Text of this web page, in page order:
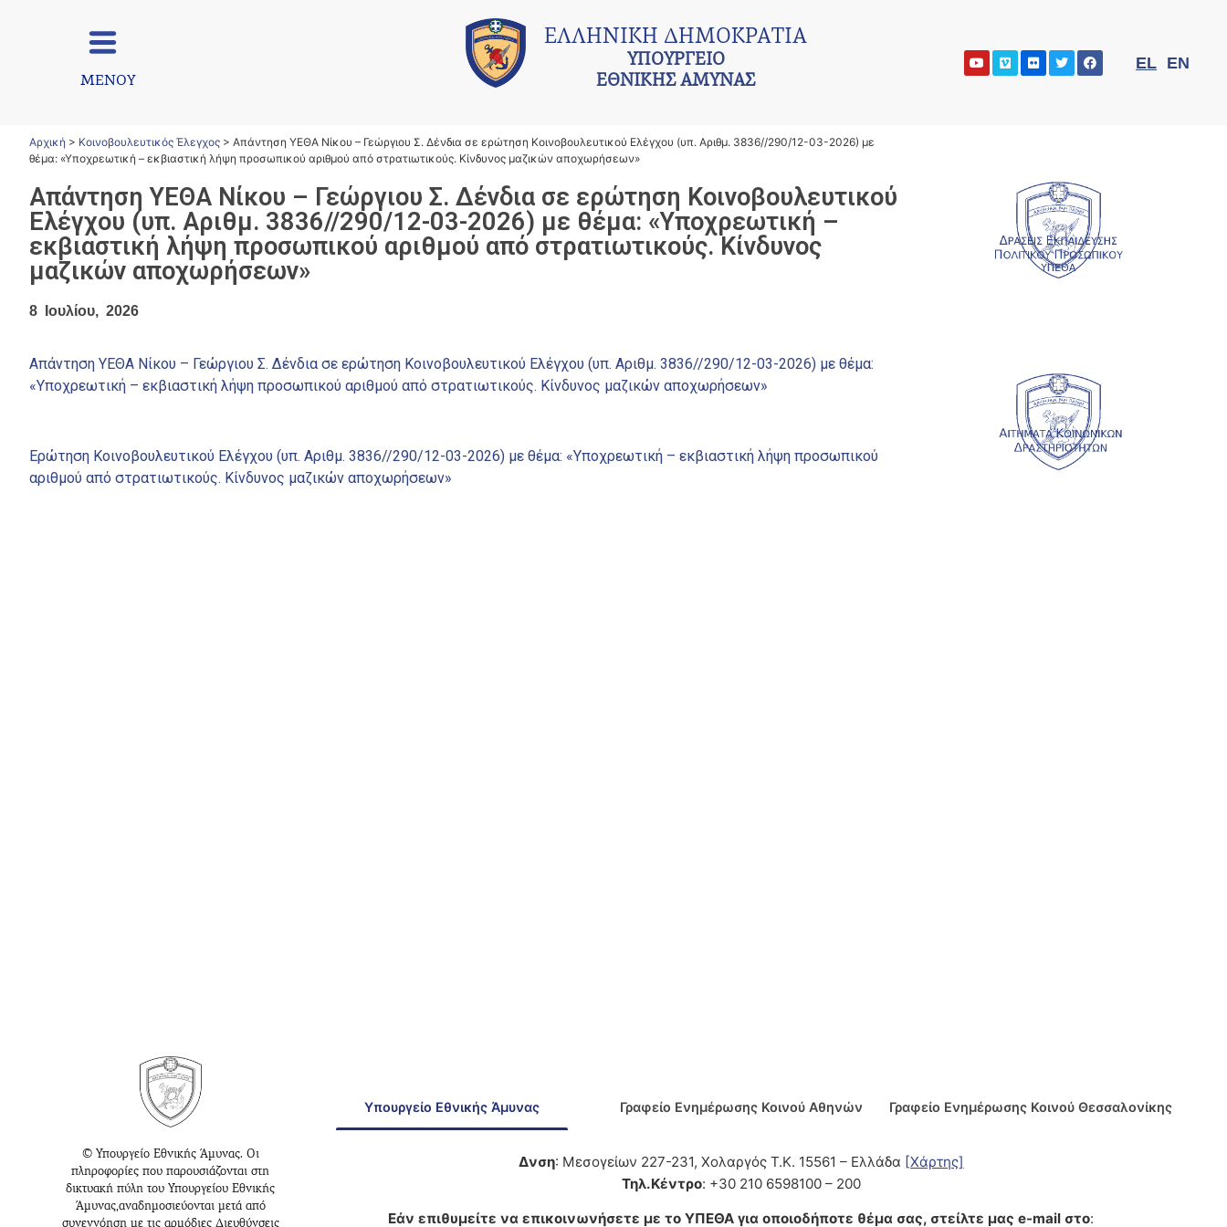
ΜΕΝΟΥ
ΕΛΛΗΝΙΚΗ ΔΗΜΟΚΡΑΤΙΑ
ΥΠΟΥΡΓΕΙΟ
ΕΘΝΙΚΗΣ ΑΜΥΝΑΣ
EL EN
Αρχική > Κοινοβουλευτικός Έλεγχος > Απάντηση ΥΕΘΑ Νίκου – Γεώργιου Σ. Δένδια σε ερώτηση Κοινοβουλευτικού Ελέγχου (υπ. Αριθμ. 3836//290/12-03-2026) με
θέμα: «Υποχρεωτική – εκβιαστική λήψη προσωπικού αριθμού από στρατιωτικούς. Κίνδυνος μαζικών αποχωρήσεων»
Απάντηση ΥΕΘΑ Νίκου – Γεώργιου Σ. Δένδια σε ερώτηση Κοινοβουλευτικού
Ελέγχου (υπ. Αριθμ. 3836//290/12-03-2026) με θέμα: «Υποχρεωτική –
εκβιαστική λήψη προσωπικού αριθμού από στρατιωτικούς. Κίνδυνος
μαζικών αποχωρήσεων»
8 Ιουλίου, 2026
Απάντηση ΥΕΘΑ Νίκου – Γεώργιου Σ. Δένδια σε ερώτηση Κοινοβουλευτικού Ελέγχου (υπ. Αριθμ. 3836//290/12-03-2026) με θέμα:
«Υποχρεωτική – εκβιαστική λήψη προσωπικού αριθμού από στρατιωτικούς. Κίνδυνος μαζικών αποχωρήσεων»
Ερώτηση Κοινοβουλευτικού Ελέγχου (υπ. Αριθμ. 3836//290/12-03-2026) με θέμα: «Υποχρεωτική – εκβιαστική λήψη προσωπικού
αριθμού από στρατιωτικούς. Κίνδυνος μαζικών αποχωρήσεων»
© Υπουργείο Εθνικής Άμυνας. Οι
πληροφορίες που παρουσιάζονται στη
δικτυακή πύλη του Υπουργείου Εθνικής
Άμυνας,αναδημοσιεύονται μετά από
συνεννόηση με τις αρμόδιες Διευθύνσεις
Υπουργείο Εθνικής Άμυνας Γραφείο Ενημέρωσης Κοινού Αθηνών Γραφείο Ενημέρωσης Κοινού Θεσσαλονίκης
Δνση: Μεσογείων 227-231, Χολαργός Τ.Κ. 15561 – Ελλάδα [Χάρτης]
Τηλ.Κέντρο: +30 210 6598100 – 200
Εάν επιθυμείτε να επικοινωνήσετε με το ΥΠΕΘΑ για οποιοδήποτε θέμα σας, στείλτε μας e-mail στο: